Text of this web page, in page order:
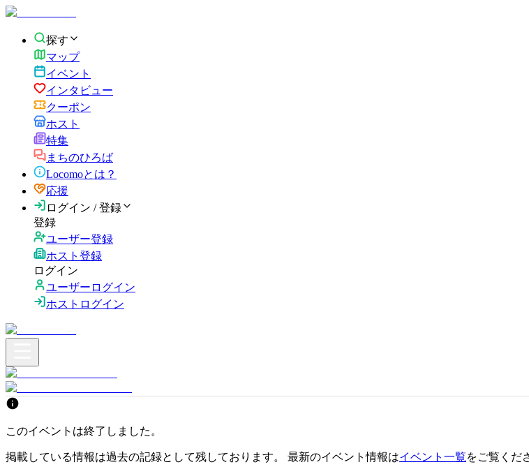
探す
マップ
イベント
インタビュー
クーポン
ホスト
特集
まちのひろば
Locomoとは？
応援
ログイン / 登録
登録
ユーザー登録
ホスト登録
ログイン
ユーザーログイン
ホストログイン
このイベントは終了しました。
掲載している情報は過去の記録として残しております。 最新のイベント情報はイベント一覧をご覧くだ